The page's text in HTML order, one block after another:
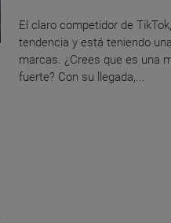
El claro competidor de
tendencia y está teniendo
marcas. ¿Crees que es una
fuerte? Con su llegada,...